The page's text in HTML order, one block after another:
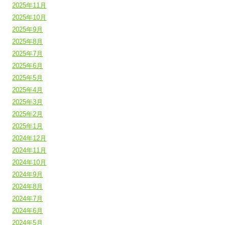
2025年11月
2025年10月
2025年9月
2025年8月
2025年7月
2025年6月
2025年5月
2025年4月
2025年3月
2025年2月
2025年1月
2024年12月
2024年11月
2024年10月
2024年9月
2024年8月
2024年7月
2024年6月
2024年5月